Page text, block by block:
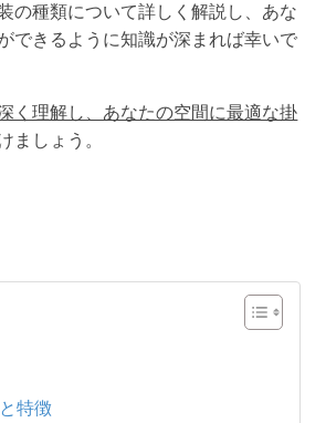
の種類について詳しく解説し、あな
できるように知識が深まれば幸いで
く理解し、あなたの空間に最適な掛
ましょう。
特徴